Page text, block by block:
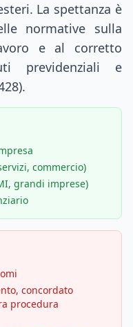
La spettanza è
normative sulla
e al corretto
previdenziali e
commercio)
grandi imprese)
concordato
procedura